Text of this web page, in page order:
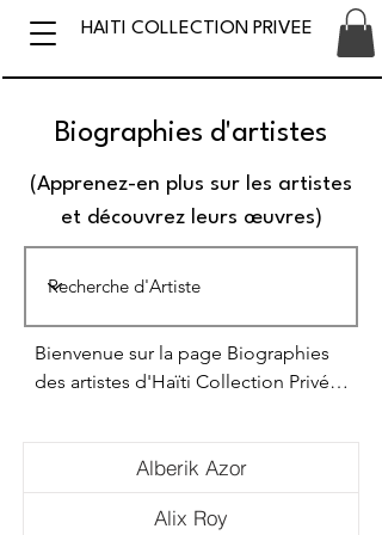
HAITI COLLECTION PRIVEE
Biographies d'artistes
(Apprenez-en plus sur les artistes
et découvrez leurs œuvres)
Bienvenue sur la page Biographies
des artistes d'Haïti Collection Privée,
de référence. Cette page vous
permet de découvrir les talentueux
artistes haïtiens dont les œuvres
exceptionnelles illustrent avec éclat
Alberik Azor
Alix Roy